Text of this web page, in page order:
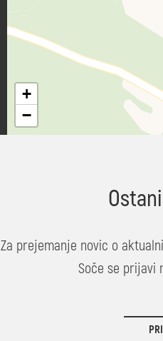
+
−
Za prejemanje novic o
Soče se prijavi